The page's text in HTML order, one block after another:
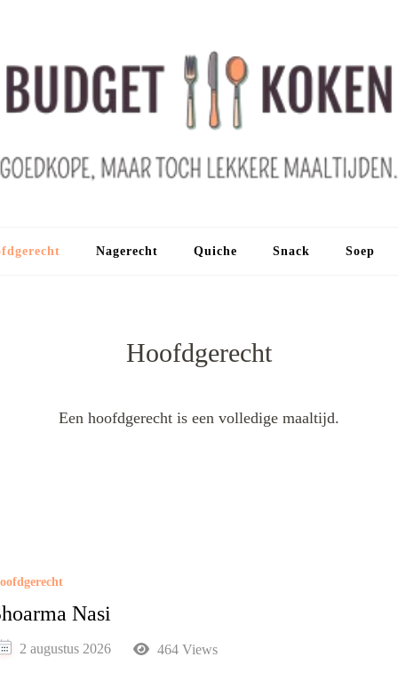
Nagerecht Quiche Snack Soep
Hoofdgerecht
Een hoofdgerecht is een volledige maaltijd.
Nasi
2 augustus 2026 464 Views